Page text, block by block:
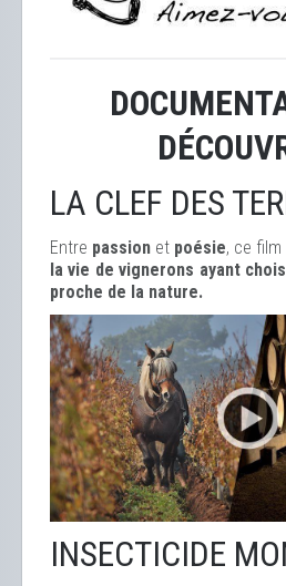
LA CLEF DES
Entre passion et poésie, ce
la vie de vignerons ayant
proche de la nature.
INSECTICIDE